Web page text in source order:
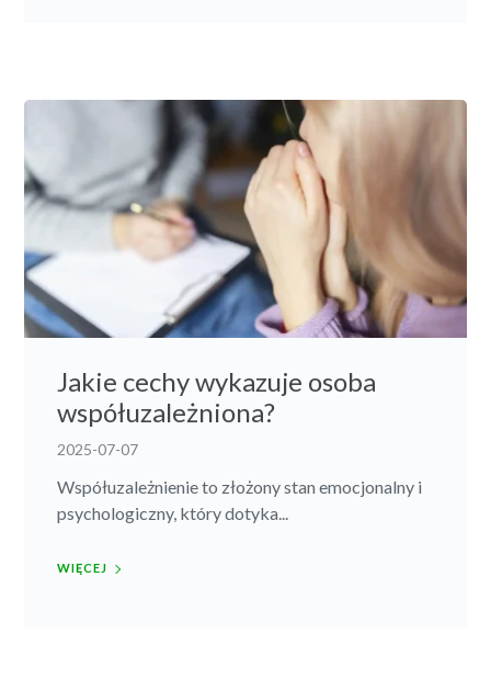
Jakie cechy wykazuje osoba
współuzależniona?
2025-07-07
Współuzależnienie to złożony stan emocjonalny i
psychologiczny, który dotyka...
WIĘCEJ